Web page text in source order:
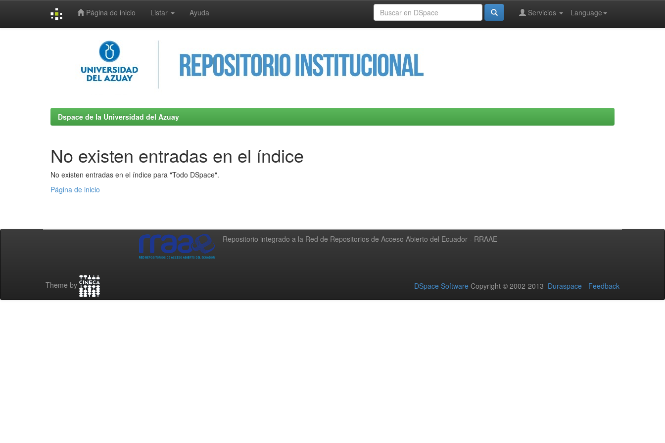
Página de inicio Listar Ayuda Language
Servicios
Dspace de la Universidad del Azuay
No existen entradas en el índice
No existen entradas en el índice para "Todo DSpace".
Página de inicio
Repositorio integrado a la Red de Repositorios de Acceso Abierto del Ecuador - RRAAE
Theme by DSpace Software Copyright © 2002-2013 Duraspace - Feedback